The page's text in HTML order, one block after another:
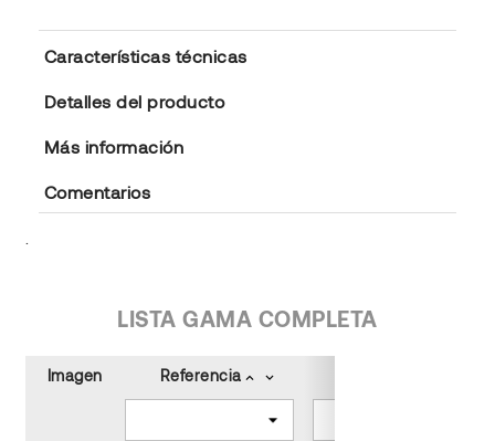
Características técnicas
Detalles del producto
Más información
Comentarios
LISTA GAMA COMPLETA
Imagen Referencia keyboard_arrow_up keyboard_arrow_down